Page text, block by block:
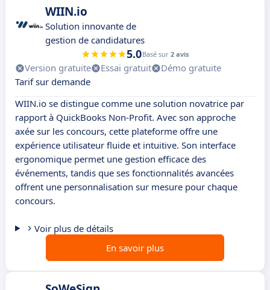
WIIN.io
Solution innovante de
gestion de candidatures
5.0Basé sur 2 avis
Version gratuite Essai gratuit
Démo gratuite
Tarif sur demande
WIIN.io se distingue comme une solution novatrice par
rapport à QuickBooks Non-Profit. Avec son approche
axée sur les concours, cette plateforme offre une
expérience utilisateur fluide et intuitive. Son interface
ergonomique permet une gestion efficace des
événements, tandis que ses fonctionnalités avancées
offrent une personnalisation sur mesure pour chaque
concours.
Voir plus de détails
En savoir plus